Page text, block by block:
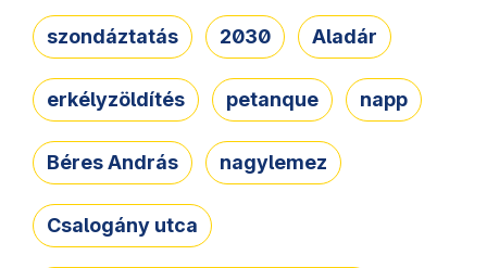
szondáztatás 2030 Aladár
erkélyzöldítés petanque napp
Béres András nagylemez
Csalogány utca